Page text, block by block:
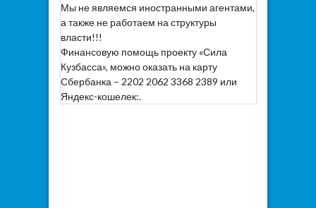
Мы не являемся иностранными агентами,
а также не работаем на структуры
власти!!!
Финансовую помощь проекту «Сила
Кузбасса», можно оказать на карту
Сбербанка – 2202 2062 3368 2389 или
Яндекс-кошелек:.